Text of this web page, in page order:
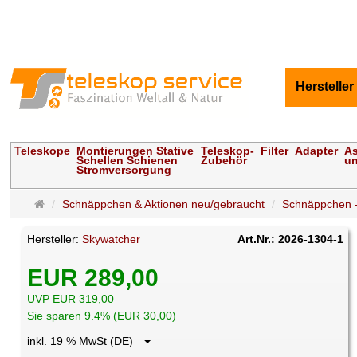
Teleskope Montierungen Stative
Schellen Schienen
Stromversorgung
Teleskop-
Zubehör
Filter Adapter
Startseite
Schnäppchen & Aktionen neu/gebraucht Schnäppchen
Hersteller:Skywatcher Art.Nr.: 2026-1304-1
EUR 289,00
UVP EUR 319,00
Sie sparen 9.4% (EUR 30,00)
inkl. 19 % MwSt (DE)